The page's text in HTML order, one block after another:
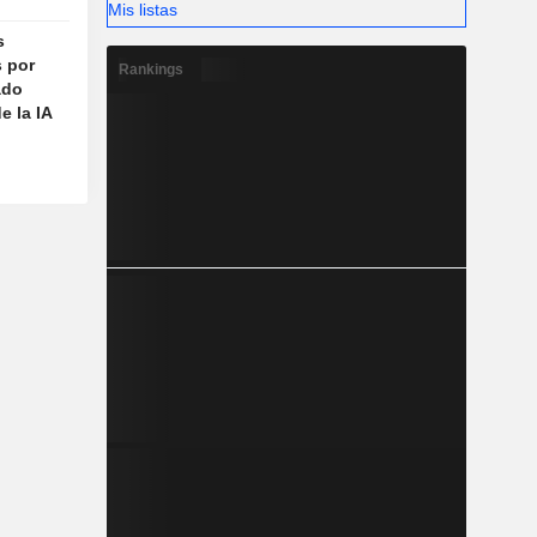
por
la IA
Mis listas
Rankings